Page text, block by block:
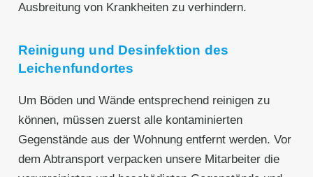
Ausbreitung von Krankheiten zu verhindern.
Reinigung und Desinfektion des
Leichenfundortes
Um Böden und Wände entsprechend reinigen zu
können, müssen zuerst alle kontaminierten
Gegenstände aus der Wohnung entfernt werden. Vor
dem Abtransport verpacken unsere Mitarbeiter die